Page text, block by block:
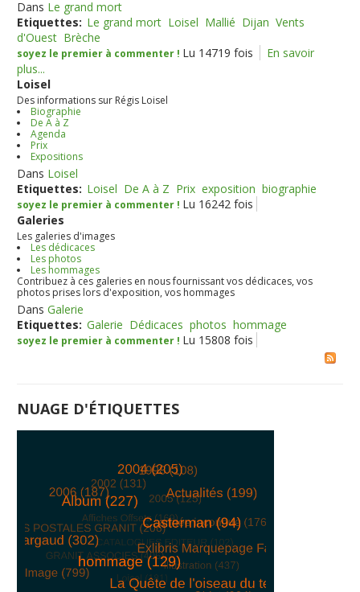
Dans Le grand mort
Etiquettes: Le grand mort Loisel Mallié Dijan Vents
d'Ouest Brèche
soyez le premier à commenter ! Lu 14719 fois
En savoir
plus...
Loisel
Des informations sur Régis Loisel
Biographie
De A à Z
Agenda
Prix
Expositions
Dans Loisel
Etiquettes: Loisel De A à Z Prix exposition biographie
soyez le premier à commenter ! Lu 16242 fois
Galeries
Les galeries d'images
Les dédicaces
Les photos
Les hommages
Contribuez à ces galeries en nous fournissant vos dédicaces, vos
photos prises lors d'exposition, vos hommages
DansGalerie
Etiquettes: Galerie Dédicaces photos hommage
soyez le premier à commenter ! Lu 15808 fois
NUAGE D'ÉTIQUETTES